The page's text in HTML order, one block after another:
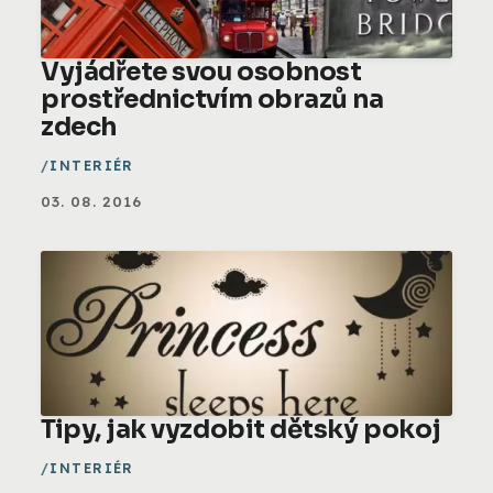
Vyjádřete svou osobnost
prostřednictvím obrazů na
zdech
INTERIÉR
03. 08. 2016
Tipy, jak vyzdobit dětský pokoj
INTERIÉR